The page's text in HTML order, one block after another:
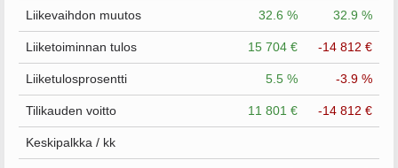
Liikevaihdon muutos 32.6 % 32.9 %
Liiketoiminnan tulos 15 704 € -14 812 €
Liiketulosprosentti 5.5 % -3.9 %
Tilikauden voitto 11 801 € -14 812 €
Keskipalkka / kk